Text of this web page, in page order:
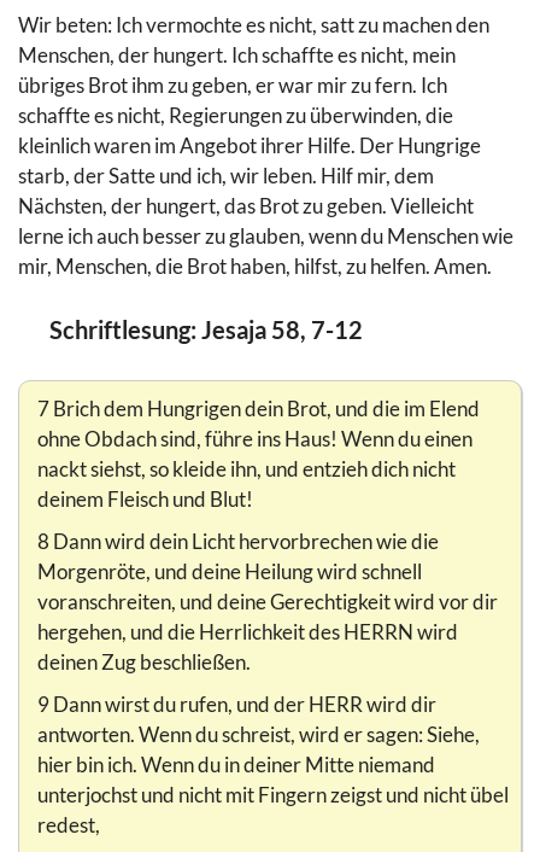
Wir beten: Ich vermochte es nicht, satt zu machen den
Menschen, der hungert. Ich schaffte es nicht, mein
übriges Brot ihm zu geben, er war mir zu fern. Ich
schaffte es nicht, Regierungen zu überwinden, die
kleinlich waren im Angebot ihrer Hilfe. Der Hungrige
starb, der Satte und ich, wir leben. Hilf mir, dem
Nächsten, der hungert, das Brot zu geben. Vielleicht
lerne ich auch besser zu glauben, wenn du Menschen wie
mir, Menschen, die Brot haben, hilfst, zu helfen. Amen.
Schriftlesung: Jesaja 58, 7-12
7 Brich dem Hungrigen dein Brot, und die im Elend
ohne Obdach sind, führe ins Haus! Wenn du einen
nackt siehst, so kleide ihn, und entzieh dich nicht
deinem Fleisch und Blut!
8 Dann wird dein Licht hervorbrechen wie die
Morgenröte, und deine Heilung wird schnell
voranschreiten, und deine Gerechtigkeit wird vor dir
hergehen, und die Herrlichkeit des HERRN wird
deinen Zug beschließen.
9 Dann wirst du rufen, und der HERR wird dir
antworten. Wenn du schreist, wird er sagen: Siehe,
hier bin ich. Wenn du in deiner Mitte niemand
unterjochst und nicht mit Fingern zeigst und nicht übel
redest,